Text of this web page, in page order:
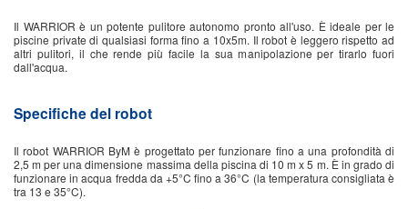
Il WARRIOR è un potente pulitore autonomo pronto all'uso. È ideale per le
piscine private di qualsiasi forma fino a 10x5m. Il robot è leggero rispetto ad
altri pulitori, il che rende più facile la sua manipolazione per tirarlo fuori
dall'acqua.
Specifiche del robot
Il robot WARRIOR ByM è progettato per funzionare fino a una profondità di
2,5 m per una dimensione massima della piscina di 10 m x 5 m. È in grado di
funzionare in acqua fredda da +5°C fino a 36°C (la temperatura consigliata è
tra 13 e 35°C).